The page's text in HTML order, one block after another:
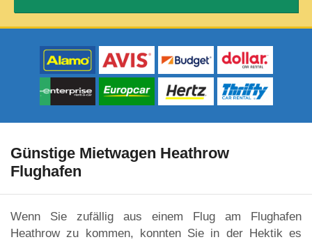
Günstige Mietwagen Heathrow
Flughafen
Wenn Sie zufällig aus einem Flug am Flughafen
Heathrow zu kommen, konnten Sie in der Hektik es